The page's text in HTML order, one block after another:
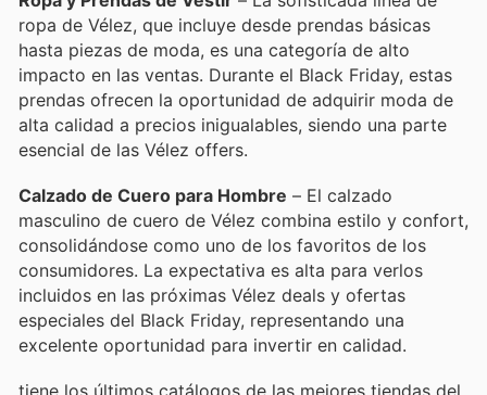
ropa de Vélez, que incluye desde prendas básicas
hasta piezas de moda, es una categoría de alto
impacto en las ventas. Durante el Black Friday, estas
prendas ofrecen la oportunidad de adquirir moda de
alta calidad a precios inigualables, siendo una parte
esencial de las Vélez offers.
Calzado de Cuero para Hombre – El calzado
masculino de cuero de Vélez combina estilo y confort,
consolidándose como uno de los favoritos de los
consumidores. La expectativa es alta para verlos
incluidos en las próximas Vélez deals y ofertas
especiales del Black Friday, representando una
excelente oportunidad para invertir en calidad.